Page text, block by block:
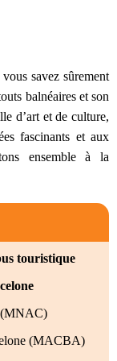
savez sûrement
balnéaires et son
d’art et de culture,
fascinants et aux
ensemble à la
touristique
(MNAC)
(MACBA)